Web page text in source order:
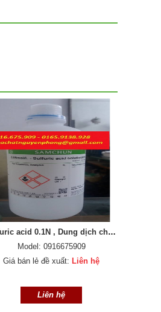
Phosphoric acid , H3PO4 , Samchun , 85% , HÀN QUỐC
Model: 0916675909
Giá bán lẻ đề xuất: Liên hệ
Liên hệ